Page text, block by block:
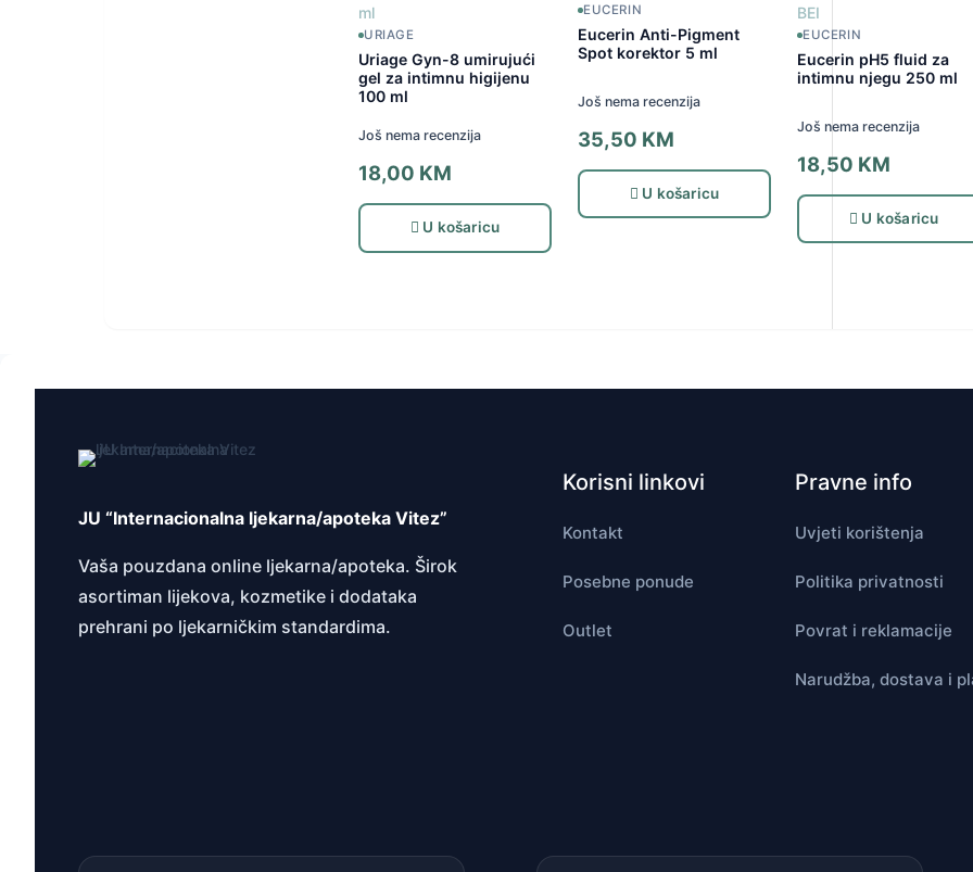
URIAGE
Uriage Gyn-8 umirujući
gel za intimnu higijenu
100 ml
Još nema recenzija
18,00 KM
U košaricu
EUCERIN
Eucerin Anti-Pigment
Spot korektor 5 ml
Još nema recenzija
35,50 KM
U košaricu
EUCERIN
Eucerin pH5 fluid za
intimnu njegu 250 ml
Još nema recenzija
18,50 KM
U košaricu
JU “Internacionalna ljekarna/apoteka Vitez”
Vaša pouzdana online ljekarna/apoteka. Širok
asortiman lijekova, kozmetike i dodataka
prehrani po ljekarničkim standardima.
Korisni linkovi
Kontakt
Posebne ponude
Outlet
Pravne info
Uvjeti korištenja
Politika privatnosti
Povrat i reklamacije
Narudžba, dostava i